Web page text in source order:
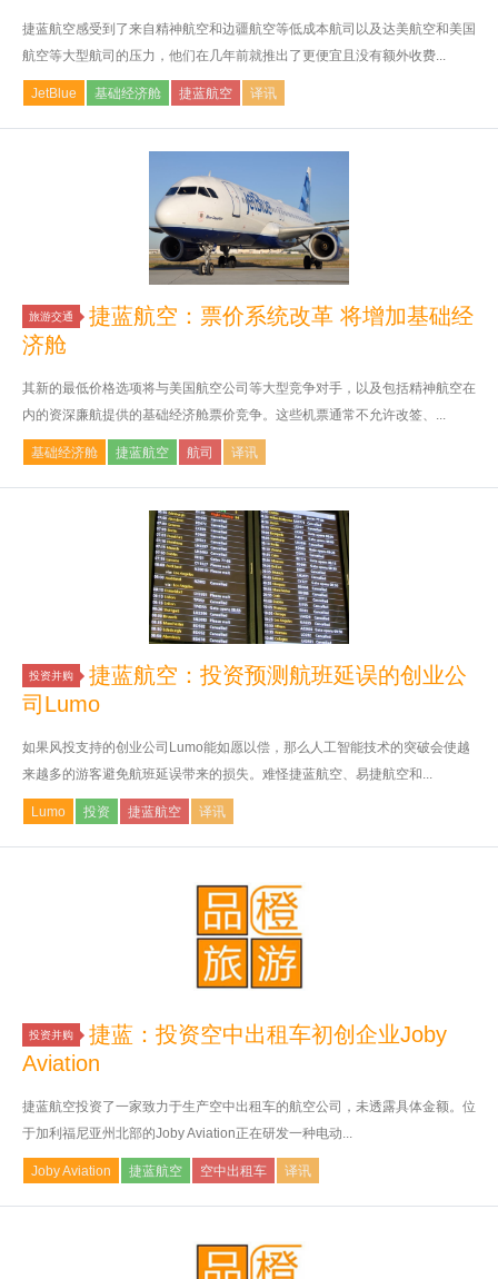
捷蓝航空感受到了来自精神航空和边疆航空等低成本航司以及达美航空和美国
航空等大型航司的压力，他们在几年前就推出了更便宜且没有额外收费...
JetBlue 基础经济舱 捷蓝航空 译讯
旅游交通
捷蓝航空：票价系统改革 将增加基础经
济舱
其新的最低价格选项将与美国航空公司等大型竞争对手，以及包括精神航空在
内的资深廉航提供的基础经济舱票价竞争。这些机票通常不允许改签、...
基础经济舱 捷蓝航空 航司 译讯
投资并购
捷蓝航空：投资预测航班延误的创业公
司Lumo
如果风投支持的创业公司Lumo能如愿以偿，那么人工智能技术的突破会使越
来越多的游客避免航班延误带来的损失。难怪捷蓝航空、易捷航空和...
Lumo 投资 捷蓝航空 译讯
投资并购
捷蓝：投资空中出租车初创企业Joby
Aviation
捷蓝航空投资了一家致力于生产空中出租车的航空公司，未透露具体金额。位
于加利福尼亚州北部的Joby Aviation正在研发一种电动...
Joby Aviation 捷蓝航空 空中出租车 译讯